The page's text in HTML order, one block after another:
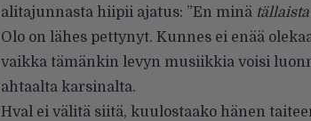
alitajunnasta hiipii ajatus: ”En minä tällaista
Olo on lähes pettynyt. Kunnes ei enää
vaikka tämänkin levyn musiikkia voisi
ahtaalta karsinalta.
Hval ei välitä siitä, kuulostaako hänen